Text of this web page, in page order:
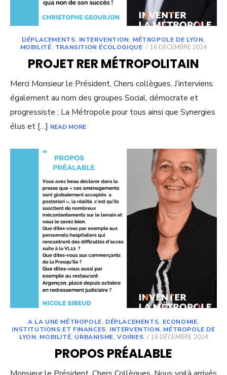
DÉPLACEMENTS, INTERVENTION, MÉTROPOLE DE LYON,
MOBILITÉ, TRANSITION ÉCOLOGIQUE
POSTED
16 DÉCEMBRE 2024
PROJET RER MÉTROPOLITAIN
Merci Monsieur le Président, Chers collègues, J’interviens
également au nom des groupes Social, démocrate et
progressiste ; La Métropole pour tous ainsi que Synergies
élus et […] READ MORE
A LA UNE MÉTROPOLE, DÉPLACEMENTS, ECONOMIE,
INSTITUTIONS ET FINANCES, INTERVENTION, MÉTROPOLE DE
LYON, MOBILITÉ, URBANISME,VOIRIES
POSTED
16 DÉCEMBRE 2024
PROPOS PRÉALABLE